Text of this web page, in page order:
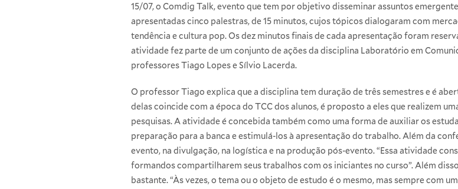
15/07, o Comdig Talk, evento que tem por objetivo disseminar assuntos
apresentadas cinco palestras, de 15 minutos, cujos tópicos dialogaram com
tendência e cultura pop. Os dez minutos finais de cada apresentação foram
atividade fez parte de um conjunto de ações da disciplina Laboratório em
professores Tiago Lopes e Sílvio Lacerda.
O professor Tiago explica que a disciplina tem duração de três semestres e é
delas coincide com a época do TCC dos alunos, é proposto a eles que realizem
pesquisas. A atividade é concebida também como uma forma de auxiliar os
preparação para a banca e estimulá-los à apresentação do trabalho. Além da
evento, na divulgação, na logística e na produção pós-evento. “Essa atividade
formandos compartilharem seus trabalhos com os iniciantes no curso”. Além
bastante. “Às vezes, o tema ou o objeto de estudo é o mesmo, mas sempre com